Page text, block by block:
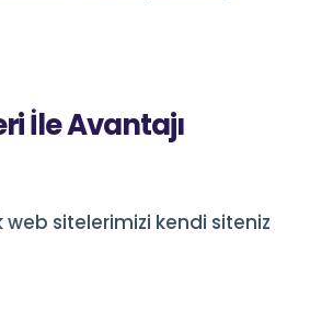
İle Avantajı
web sitelerimizi kendi siteniz